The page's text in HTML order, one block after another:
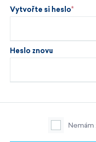
Vytvořte si heslo
Heslo znovu
Nemám